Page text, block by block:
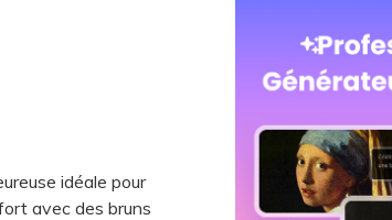
idéale pour
avec des bruns